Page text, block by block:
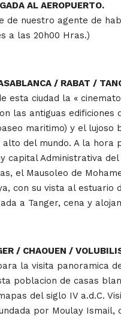
AL AEROPUERTO.
de nuestro agente de
a las 20h00 Hras.)
/ RABAT /
esta ciudad la «
las antiguas edificiones
maritimo) y el
del mundo. A la hora
capital Administrativa
el Mausoleo de
con su vista al
a Tanger, cena y
/ CHAOUEN /
la visita panoramica
poblacion de casas
del siglo IV a.d.C.
por Moulay Ismail,